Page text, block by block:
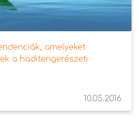
amelyeket
a haditengerészeti
10.05.2016